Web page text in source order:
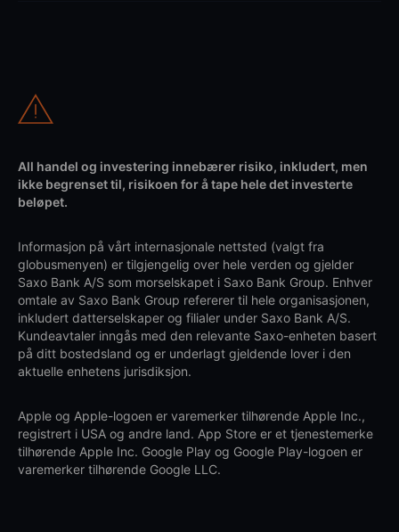
All handel og investering innebærer risiko, inkludert, men
ikke begrenset til, risikoen for å tape hele det investerte
beløpet.
Informasjon på vårt internasjonale nettsted (valgt fra
globusmenyen) er tilgjengelig over hele verden og gjelder
Saxo Bank A/S som morselskapet i Saxo Bank Group. Enhver
omtale av Saxo Bank Group refererer til hele organisasjonen,
inkludert datterselskaper og filialer under Saxo Bank A/S.
Kundeavtaler inngås med den relevante Saxo-enheten basert
på ditt bostedsland og er underlagt gjeldende lover i den
aktuelle enhetens jurisdiksjon.
Apple og Apple-logoen er varemerker tilhørende Apple Inc.,
registrert i USA og andre land. App Store er et tjenestemerke
tilhørende Apple Inc. Google Play og Google Play-logoen er
varemerker tilhørende Google LLC.